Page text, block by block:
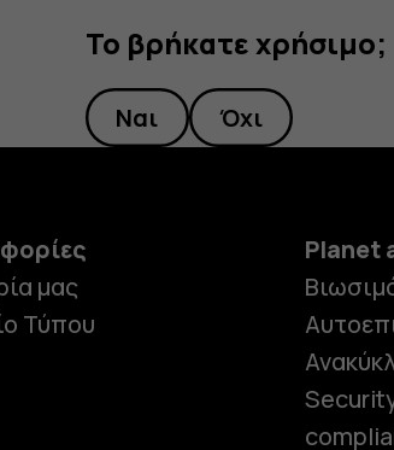
Το βρήκατε χρήσιμο;
Ναι Όχι
μας
Τύπου
Planet